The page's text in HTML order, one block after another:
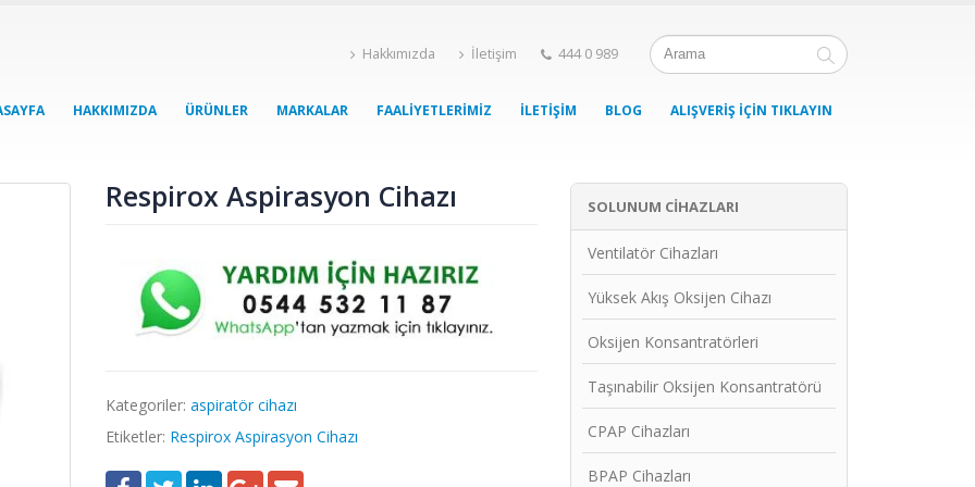
Hakkımızda İletişim 444 0 989
HAKKIMIZDA ÜRÜNLER MARKALAR FAALIYETLERIMIZ İLETIŞIM BLOG ALIŞVERIŞ İÇIN TIKLAYIN
Respirox Aspirasyon Cihazı
Kategoriler: aspiratör cihazı
Etiketler: Respirox Aspirasyon Cihazı
SOLUNUM CIHAZLARI
Ventilatör Cihazları
Yüksek Akış Oksijen Cihazı
Oksijen Konsantratörleri
Taşınabilir Oksijen Konsantratörü
CPAP Cihazları
BPAP Cihazları